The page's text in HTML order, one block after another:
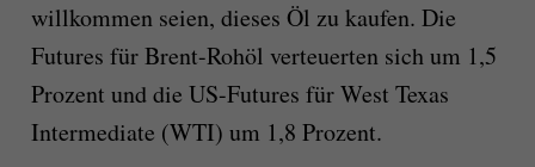
willkommen seien, dieses Öl zu kaufen. Die
Futures für Brent-Rohöl verteuerten sich um 1,5
Prozent und die US-Futures für West Texas
Intermediate (WTI) um 1,8 Prozent.